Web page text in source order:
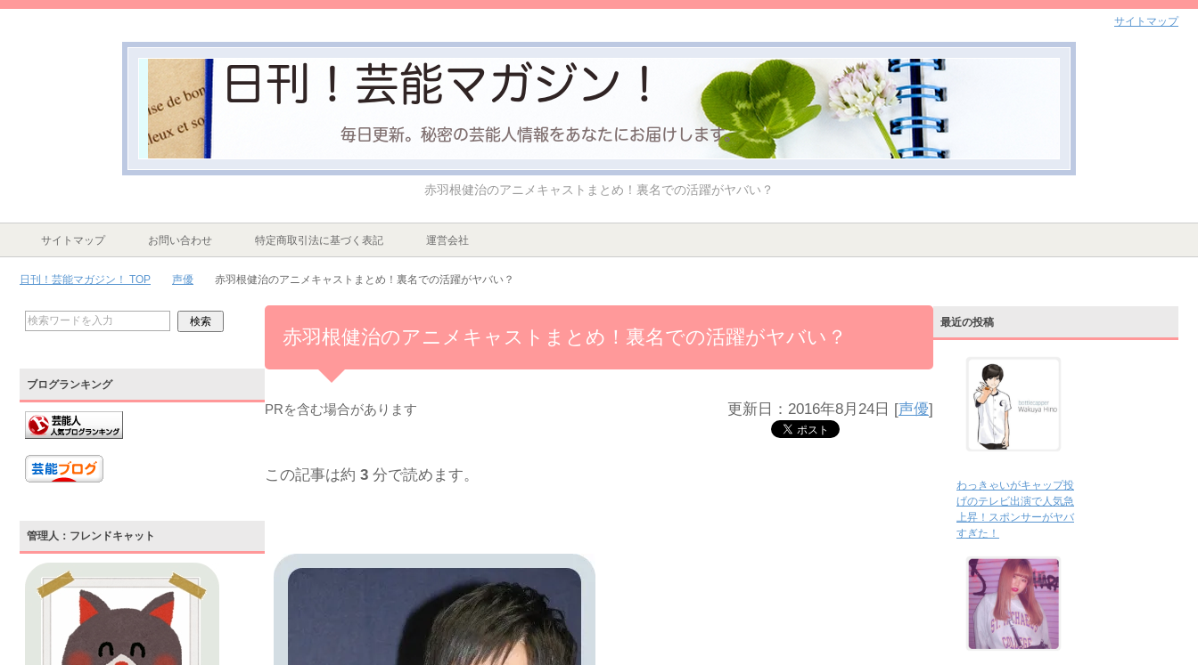
赤羽根健治のアニメキャストまとめ！裏名での活躍がヤバい？
サイトマップ お問い合わせ 特定商取引法に基づく表記 運営会社
日刊！芸能マガジン！ TOP 声優 赤羽根健治のアニメキャストまとめ！裏名での活躍がヤバい？
赤羽根健治のアニメキャストまとめ！裏名での活躍がヤバい？
PRを含む場合があります 更新日：2016年8月24日 [声優]
この記事は約 3 分で読めます。
ブログランキング
管理人：フレンドキャット
最近の投稿
わっきゃいがキャップ投
げのテレビ出演で人気急
上昇！スポンサーがヤバ
すぎた！
サイトマップ